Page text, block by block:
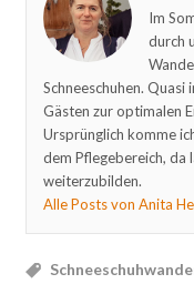
Im
durch
Schneeschuhen.
Gästen zur optimalen
Ursprünglich komme
dem Pflegebereich, da
weiterzubilden.
Alle Posts von Anita